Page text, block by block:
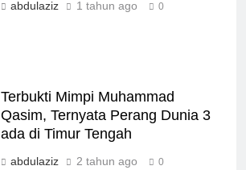
abdulaziz 1 tahun ago 0
Terbukti Mimpi Muhammad
Qasim, Ternyata Perang Dunia 3
ada di Timur Tengah
abdulaziz 2 tahun ago 0